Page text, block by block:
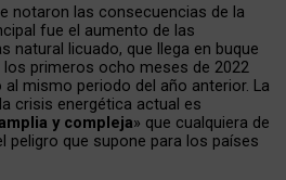
notaron las consecuencias de la
fue el aumento de las
natural licuado, que llega en buque
primeros ocho meses de 2022
mismo periodo del año anterior. La
crisis energética actual es
y compleja» que cualquiera de
peligro que supone para los países